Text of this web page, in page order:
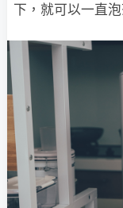
下，就可以一直